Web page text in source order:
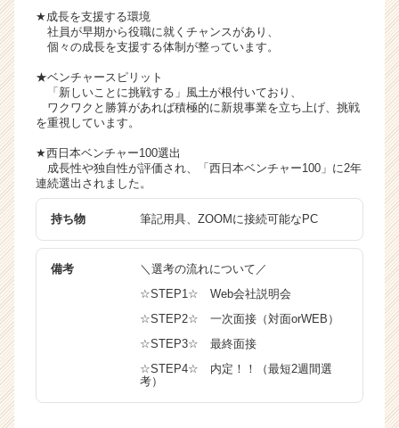
r
C
a
e
e
★成長を支援する環境
社員が早期から役職に就くチャンスがあり、
個々の成長を支援する体制が整っています。
★ベンチャースピリット
「新しいことに挑戦する」風土が根付いており、
ワクワクと勝算があれば積極的に新規事業を立ち上げ、挑戦
を重視しています。
★西日本ベンチャー100選出
成長性や独自性が評価され、「西日本ベンチャー100」に2年
連続選出されました。
持ち物 筆記用具、ZOOMに接続可能なPC
備考
＼選考の流れについて／
☆STEP1☆ Web会社説明会
☆STEP2☆ 一次面接（対面orWEB）
☆STEP3☆ 最終面接
☆STEP4☆ 内定！！（最短2週間選
考）